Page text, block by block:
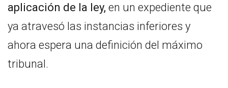
aplicación de la ley, en un expediente que
ya atravesó las instancias inferiores y
ahora espera una definición del máximo
tribunal.